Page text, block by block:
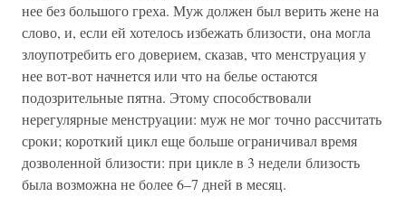
нее без большого греха. Муж должен был верить жене на
слово, и, если ей хотелось избежать близости, она могла
злоупотребить его доверием, сказав, что менструация у
нее вот-вот начнется или что на белье остаются
подозрительные пятна. Этому способствовали
нерегулярные менструации: муж не мог точно рассчитать
сроки; короткий цикл еще больше ограничивал время
дозволенной близости: при цикле в 3 недели близость
была возможна не более 6–7 дней в месяц.